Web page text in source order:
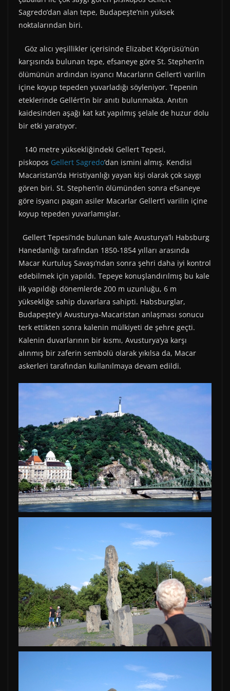
Sagredo’dan alan tepe, Budapeşte’nin yüksek
noktalarından biri.
Göz alıcı yeşillikler içerisinde Elizabet Köprüsü’nün
karşısında bulunan tepe, efsaneye göre St. Stephen’in
ölümünün ardından isyancı Macarların Gellert’i varilin
içine koyup tepeden yuvarladığı söyleniyor. Tepenin
eteklerinde Gellért’in bir anıtı bulunmakta. Anıtın
kaidesinden aşağı kat kat yapılmış şelale de huzur dolu
bir etki yaratıyor.
140 metre yüksekliğindeki Gellert Tepesi,
piskopos Gellert Sagredo’dan ismini almış. Kendisi
Macaristan’da Hristiyanlığı yayan kişi olarak çok saygı
gören biri. St. Stephen’in ölümünden sonra efsaneye
göre isyancı pagan asiler Macarlar Gellert’i varilin içine
koyup tepeden yuvarlamışlar.
Gellert Tepesi’nde bulunan kale Avusturya’lı Habsburg
Hanedanlığı tarafından 1850-1854 yılları arasında
Macar Kurtuluş Savaşı’ndan sonra şehri daha iyi kontrol
edebilmek için yapıldı. Tepeye konuşlandırılmış bu kale
ilk yapıldığı dönemlerde 200 m uzunluğu, 6 m
yüksekliğe sahip duvarlara sahipti. Habsburglar,
Budapeşte’yi Avusturya-Macaristan anlaşması sonucu
terk ettikten sonra kalenin mülkiyeti de şehre geçti.
Kalenin duvarlarının bir kısmı, Avusturya’ya karşı
alınmış bir zaferin sembolü olarak yıkılsa da, Macar
askerleri tarafından kullanılmaya devam edildi.